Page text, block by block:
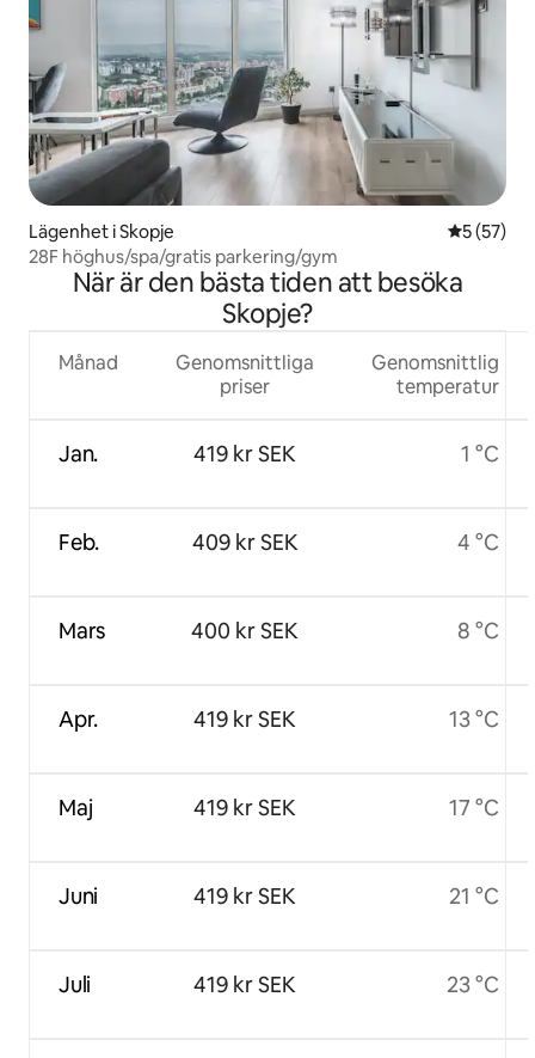
Lägenhet i Skopje 5 av 5 i
5 (57)
28F höghus/spa/gratis parkering/gym
När är den bästa tiden att besöka
Skopje?
Månad
Jan.
Feb.
Mars
Apr.
Maj
Juni
Juli
Genomsnittliga
priser
419 kr SEK
409 kr SEK
400 kr SEK
419 kr SEK
419 kr SEK
419 kr SEK
419 kr SEK
Genomsnittlig
temperatur
1 °C
4 °C
8 °C
13 °C
17 °C
21 °C
23 °C